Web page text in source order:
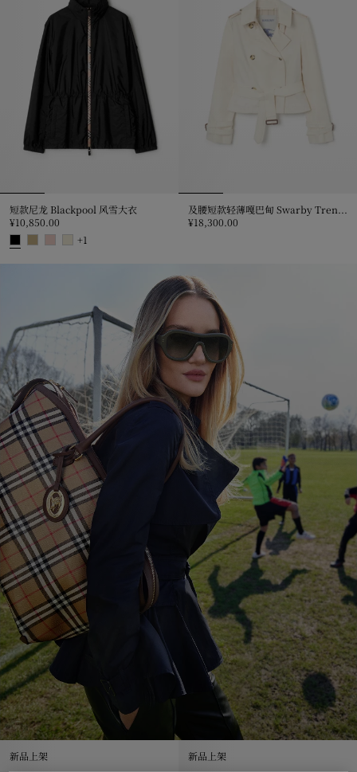
短款尼龙 Blackpool 风雪大衣
¥10,850.00
+1
¥18,300.00
新品上架 新品上架